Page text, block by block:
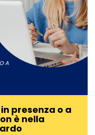
presenza o a
è nella